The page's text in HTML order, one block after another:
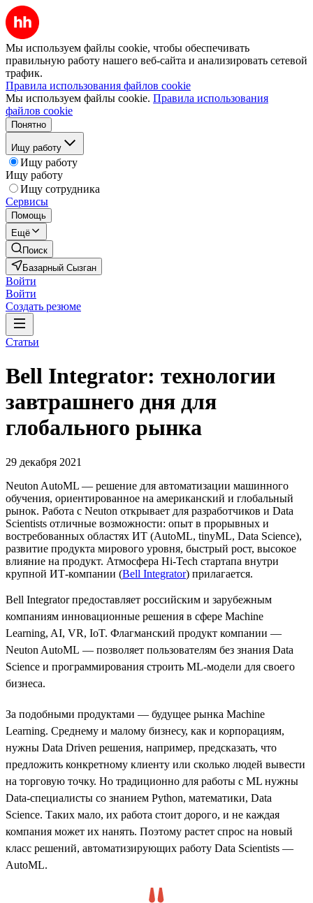
Мы используем файлы cookie, чтобы обеспечивать
правильную работу нашего веб-сайта и анализировать сетевой
трафик.
Правила использования файлов cookie
Мы используем файлы cookie. Правила использования
файлов cookie
Понятно
Ищу работу
Ищу работу
Ищу работу
Ищу сотрудника
Сервисы
Помощь
Ещё
Поиск
Базарный Сызган
Войти
Войти
Создать резюме
Статьи
Bell Integrator: технологии
завтрашнего дня для
глобального рынка
29 декабря 2021
Neuton AutoML — решение для автоматизации машинного
обучения, ориентированное на американский и глобальный
рынок. Работа с Neuton открывает для разработчиков и Data
Scientists отличные возможности: опыт в прорывных и
востребованных областях ИТ (AutoML, tinyML, Data Science),
развитие продукта мирового уровня, быстрый рост, высокое
влияние на продукт. Атмосфера Hi-Tech стартапа внутри
крупной ИТ-компании (Bell Integrator) прилагается.
Bell Integrator предоставляет российским и зарубежным
компаниям инновационные решения в сфере Machine
Learning, AI, VR, IoT. Флагманский продукт компании —
Neuton AutoML — позволяет пользователям без знания Data
Science и программирования строить ML-модели для своего
бизнеса.
За подобными продуктами — будущее рынка Machine
Learning. Среднему и малому бизнесу, как и корпорациям,
нужны Data Driven решения, например, предсказать, что
предложить конкретному клиенту или сколько людей вывести
на торговую точку. Но традиционно для работы с ML нужны
Data-специалисты со знанием Python, математики, Data
Science. Таких мало, их работа стоит дорого, и не каждая
компания может их нанять. Поэтому растет спрос на новый
класс решений, автоматизирующих работу Data Scientists —
AutoML.